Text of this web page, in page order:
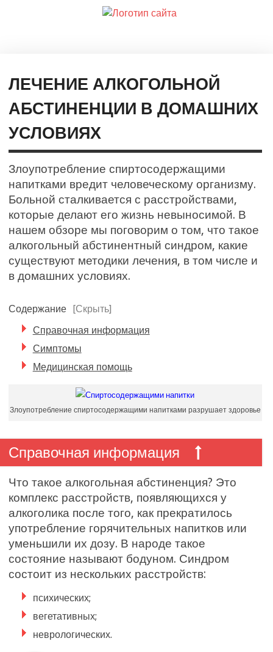
ЛЕЧЕНИЕ АЛКОГОЛЬНОЙ
АБСТИНЕНЦИИ В ДОМАШНИХ
УСЛОВИЯХ
Злоупотребление спиртосодержащими
напитками вредит человеческому организму.
Больной сталкивается с расстройствами,
которые делают его жизнь невыносимой. В
нашем обзоре мы поговорим о том, что такое
алкогольный абстинентный синдром, какие
существуют методики лечения, в том числе и
в домашних условиях.
Содержание
[Скрыть]
Справочная информация
Симптомы
Медицинская помощь
Злоупотребление спиртосодержащими напитками разрушает здоровье
Справочная информация
Что такое алкогольная абстиненция? Это
комплекс расстройств, появляющихся у
алкоголика после того, как прекратилось
употребление горячительных напитков или
уменьшили их дозу. В народе такое
состояние называют бодуном. Синдром
состоит из нескольких расстройств:
психических;
вегетативных;
неврологических.